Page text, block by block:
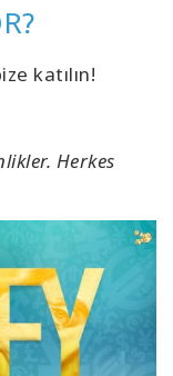
katılın!
Herkes